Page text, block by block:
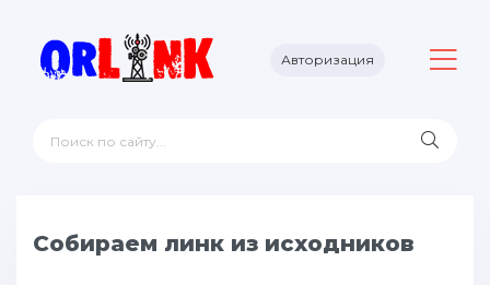
Авторизация
Cобираем линк из исходников